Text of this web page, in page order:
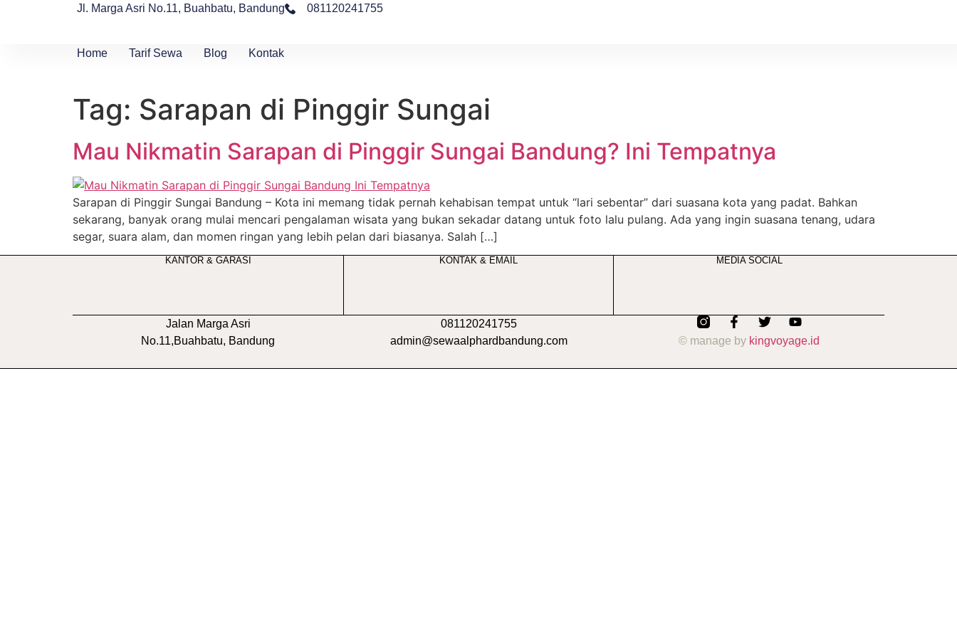
Jl. Marga Asri No.11, Buahbatu, Bandung 081120241755
Home Tarif Sewa Blog Kontak
Tag: Sarapan di Pinggir Sungai
Mau Nikmatin Sarapan di Pinggir Sungai Bandung? Ini Tempatnya
Sarapan di Pinggir Sungai Bandung – Kota ini memang tidak pernah kehabisan tempat untuk “lari sebentar” dari suasana kota yang padat. Bahkan
sekarang, banyak orang mulai mencari pengalaman wisata yang bukan sekadar datang untuk foto lalu pulang. Ada yang ingin suasana tenang, udara
segar, suara alam, dan momen ringan yang lebih pelan dari biasanya. Salah […]
KANTOR & GARASI
Jalan Marga Asri
No.11,Buahbatu, Bandung
KONTAK & EMAIL
081120241755
admin@sewaalphardbandung.com
MEDIA SOCIAL
© manage by kingvoyage.id